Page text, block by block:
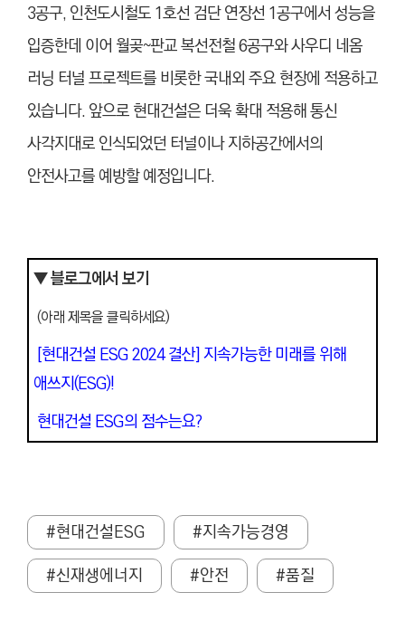
3공구, 인천도시철도 1호선 검단 연장선 1공구에서 성능을
입증한데 이어 월곶~판교 복선전철 6공구와 사우디 네옴
러닝 터널 프로젝트를 비롯한 국내외 주요 현장에 적용하고
있습니다. 앞으로 현대건설은 더욱 확대 적용해 통신
사각지대로 인식되었던 터널이나 지하공간에서의
안전사고를 예방할 예정입니다.
▼ 블로그에서 보기
(아래 제목을 클릭하세요)
[현대건설 ESG 2024 결산] 지속가능한 미래를 위해
애쓰지(ESG)!
현대건설 ESG의 점수는요?
#현대건설ESG
#지속가능경영
#신재생에너지
#안전 #품질